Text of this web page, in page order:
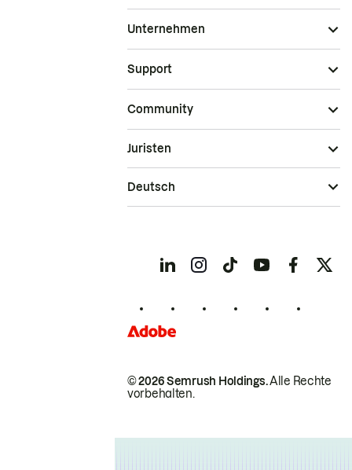
Unternehmen
Support
Community
© 2026 Semrush Holdings.Alle Rechte
vorbehalten.
Juristen
Deutsch